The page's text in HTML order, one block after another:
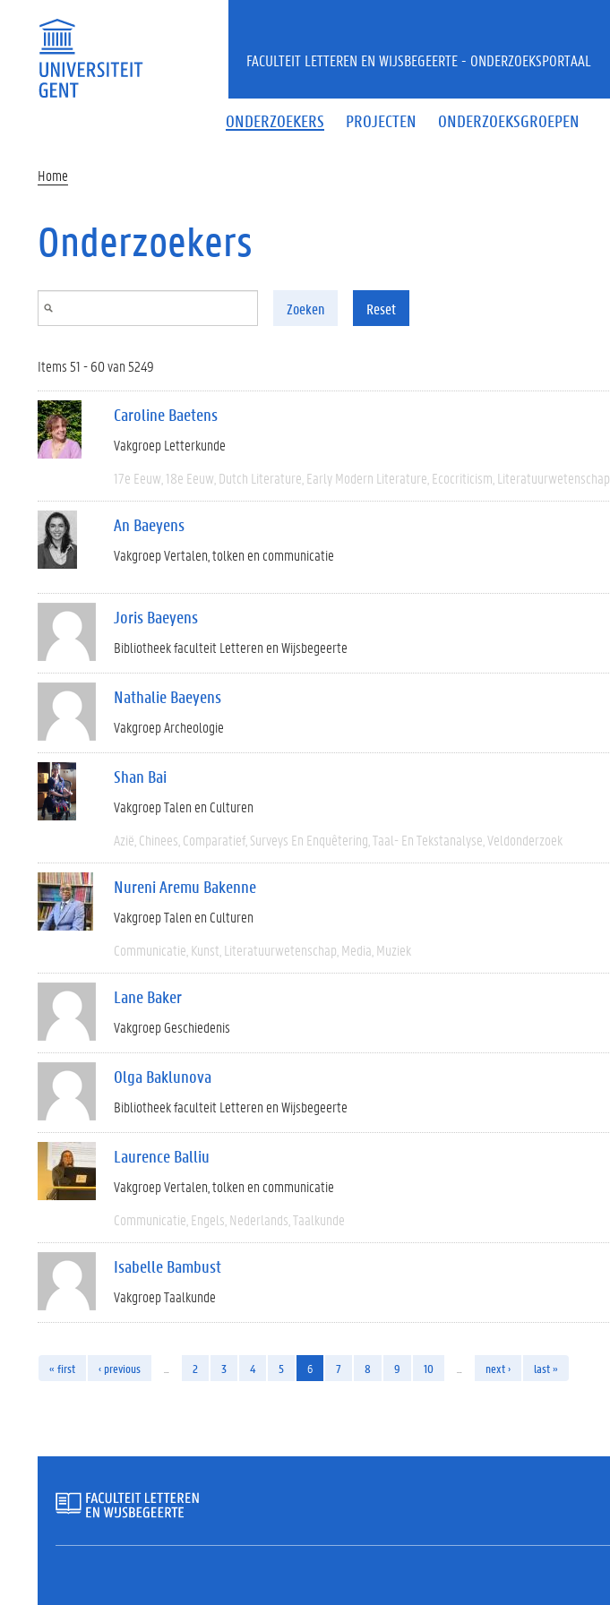
ONDERZOEKERS PROJECTEN ONDERZOEKSGROEPEN
FACULTEIT LETTEREN EN WIJSBEGEERTE - ONDERZOEKSPORTAAL
Home
Onderzoekers
Zoeken Reset
Items 51 - 60 van 5249
Caroline Baetens
Vakgroep Letterkunde
17e Eeuw 18e Eeuw Dutch Literature Early Modern Literature Ecocriticism Literatuurwetenschap
An Baeyens
Vakgroep Vertalen, tolken en communicatie
Joris Baeyens
Bibliotheek faculteit Letteren en Wijsbegeerte
Nathalie Baeyens
Vakgroep Archeologie
Shan Bai
Vakgroep Talen en Culturen
Azië Chinees Comparatief Surveys En Enquêtering Taal- En Tekstanalyse Veldonderzoek
Nureni Aremu Bakenne
Vakgroep Talen en Culturen
Communicatie Kunst Literatuurwetenschap Media Muziek
Lane Baker
Vakgroep Geschiedenis
Olga Baklunova
Bibliotheek faculteit Letteren en Wijsbegeerte
Laurence Balliu
Vakgroep Vertalen, tolken en communicatie
Communicatie Engels Nederlands Taalkunde
Isabelle Bambust
Vakgroep Taalkunde
« first ‹ previous 2 3 4 5 6 7 8 9 10 next › last »